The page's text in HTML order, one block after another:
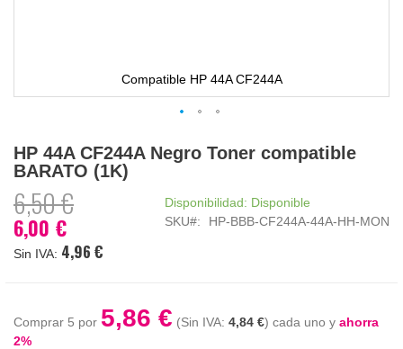
Compatible HP 44A CF244A
al
comienzo
de
la
galería
de
HP 44A CF244A Negro Toner compatible
BARATO (1K)
6,50 €
Precio
especial
6,00 €
4,96 €
Disponibilidad: Disponible
SKU
HP-BBB-CF244A-44A-HH-MON
Comprar 5 por 5,86 € 4,84 € cada uno y ahorra
2%